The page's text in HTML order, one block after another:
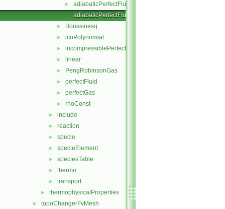
►
adiabaticPerfectFluid.H
adiabaticPerfectFluidI.H
► Boussinesq
► icoPolynomial
► incompressiblePerfectGas
► linear
► PengRobinsonGas
► perfectFluid
► perfectGas
► rhoConst
► include
► reaction
► specie
► specieElement
► speciesTable
► thermo
► transport
► thermophysicalProperties
► topoChangerFvMesh